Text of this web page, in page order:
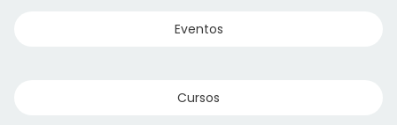
Eventos
Cursos